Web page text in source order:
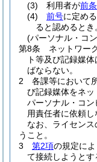
(3)
利用者が前
(4)
前号に定め
ると認めるとき
(パーソナル・コ
第8条
ネットワー
ト等及び記録媒
ばならない。
2
各課等において
び記録媒体をネッ
パーソナル・コ
用責任者に依頼し
なお、ライセン
うこと。
3
第2項の規定に
て接続しようと